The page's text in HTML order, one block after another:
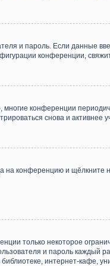
и пароль. Если данные
конференции,
конференции
снова и активнее
на конференцию и щёлкните
только некоторое
и пароль каждый
интернет-кафе,